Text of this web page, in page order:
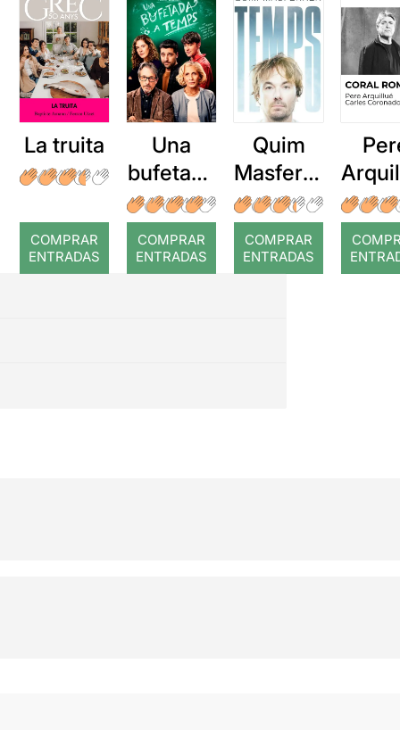
La truita
COMPRAR
ENTRADAS
Una
bufetada
a temps
COMPRAR
ENTRADAS
Quim
Masferre
r: Temps
COMPRAR
ENTRADAS
: